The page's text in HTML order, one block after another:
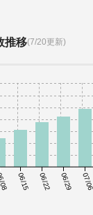
推移(7/20更新)
06/15 06/22 06/29 07/06